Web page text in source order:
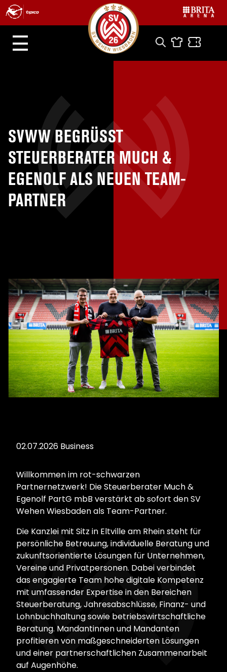
SVWW BEGRÜSST S
TEUERBERATER MUCH & E
GENOLF ALS NEUEN TEAM-P
ARTNER
02.07.2026 Business
Willkommen im rot-schwarzen
Partnernetzwerk! Die Steuerberater Much &
Egenolf PartG mbB verstärkt ab sofort den SV
Wehen Wiesbaden als Team-Partner.
Die Kanzlei mit Sitz in Eltville am Rhein steht für
persönliche Betreuung, individuelle Beratung und
zukunftsorientierte Lösungen für Unternehmen,
Vereine und Privatpersonen. Dabei verbindet
das engagierte Team hohe digitale Kompetenz
mit umfassender Expertise in den Bereichen
Steuerberatung, Jahresabschlüsse, Finanz- und
Lohnbuchhaltung sowie betriebswirtschaftliche
Beratung. Mandantinnen und Mandanten
profitieren von maßgeschneiderten Lösungen
und einer partnerschaftlichen Zusammenarbeit
auf Augenhöhe.